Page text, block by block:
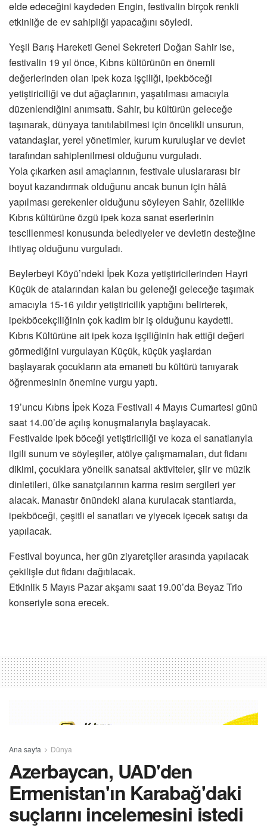
elde edeceğini kaydeden Engin, festivalin birçok renkli
etkinliğe de ev sahipliği yapacağını söyledi.
Yeşil Barış Hareketi Genel Sekreteri Doğan Sahir ise,
festivalin 19 yıl önce, Kıbrıs kültürünün en önemli
değerlerinden olan ipek koza işçiliği, ipekböceği
yetiştiriciliği ve dut ağaçlarının, yaşatılması amacıyla
düzenlendiğini anımsattı. Sahir, bu kültürün geleceğe
taşınarak, dünyaya tanıtılabilmesi için öncelikli unsurun,
vatandaşlar, yerel yönetimler, kurum kuruluşlar ve devlet
tarafından sahiplenilmesi olduğunu vurguladı.
Yola çıkarken asıl amaçlarının, festivale uluslararası bir
boyut kazandırmak olduğunu ancak bunun için hâlâ
yapılması gerekenler olduğunu söyleyen Sahir, özellikle
Kıbrıs kültürüne özgü ipek koza sanat eserlerinin
tescillenmesi konusunda belediyeler ve devletin desteğine
ihtiyaç olduğunu vurguladı.
Beylerbeyi Köyü’ndeki İpek Koza yetiştiricilerinden Hayri
Küçük de atalarından kalan bu geleneği geleceğe taşımak
amacıyla 15-16 yıldır yetiştiricilik yaptığını belirterek,
ipekböcekçiliğinin çok kadim bir iş olduğunu kaydetti.
Kıbrıs Kültürüne ait ipek koza işçiliğinin hak ettiği değeri
görmediğini vurgulayan Küçük, küçük yaşlardan
başlayarak çocukların ata emaneti bu kültürü tanıyarak
öğrenmesinin önemine vurgu yaptı.
19’uncu Kıbrıs İpek Koza Festivali 4 Mayıs Cumartesi günü
saat 14.00’de açılış konuşmalarıyla başlayacak.
Festivalde ipek böceği yetiştiriciliği ve koza el sanatlarıyla
ilgili sunum ve söyleşiler, atölye çalışmamaları, dut fidanı
dikimi, çocuklara yönelik sanatsal aktiviteler, şiir ve müzik
dinletileri, ülke sanatçılarının karma resim sergileri yer
alacak. Manastır önündeki alana kurulacak stantlarda,
ipekböceği, çeşitli el sanatları ve yiyecek içecek satışı da
yapılacak.
Festival boyunca, her gün ziyaretçiler arasında yapılacak
çekilişle dut fidanı dağıtılacak.
Etkinlik 5 Mayıs Pazar akşamı saat 19.00’da Beyaz Trio
konseriyle sona erecek.
Ana sayfa Dünya
Azerbaycan, UAD'den
Ermenistan'ın Karabağ'daki
suçlarını incelemesini istedi